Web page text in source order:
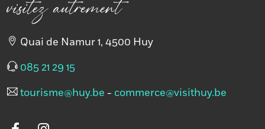
visitez autrement
Quai de Namur 1, 4500 Huy
085 21 29 15